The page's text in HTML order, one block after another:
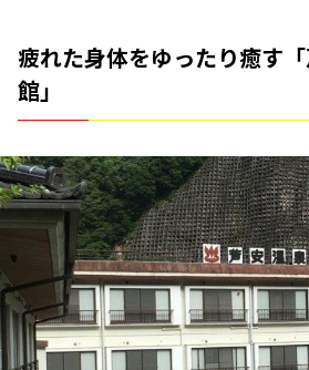
疲れた身体をゆったり癒す
館」